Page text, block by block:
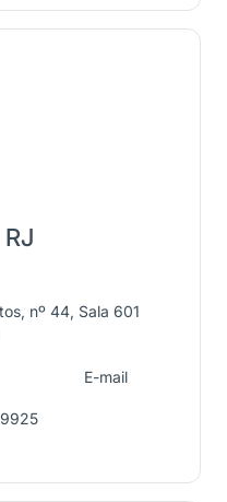
nº 44, Sala 601
E-mail